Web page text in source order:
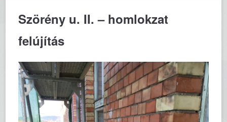
Szörény u. II. – homlokzat
felújítás